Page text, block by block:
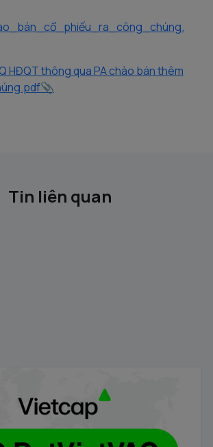
HĐQT thông qua PA chào bán thêm
Tin liên quan